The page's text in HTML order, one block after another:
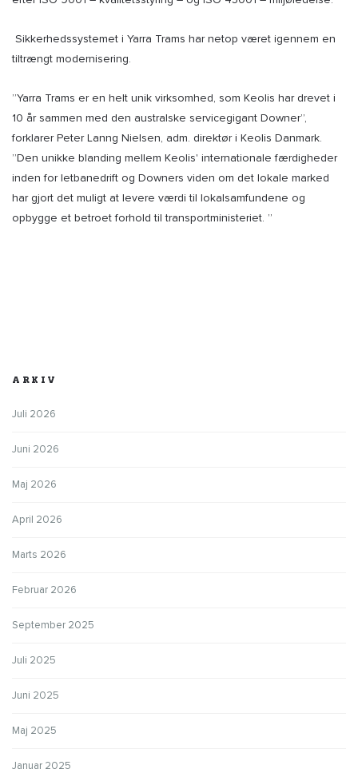
Sikkerhedssystemet i Yarra Trams har netop været igennem en
tiltrængt modernisering.
”Yarra Trams er en helt unik virksomhed, som Keolis har drevet i
10 år sammen med den australske servicegigant Downer”,
forklarer Peter Lanng Nielsen, adm. direktør i Keolis Danmark.
”Den unikke blanding mellem Keolis' internationale færdigheder
inden for letbanedrift og Downers viden om det lokale marked
har gjort det muligt at levere værdi til lokalsamfundene og
opbygge et betroet forhold til transportministeriet. ”
ARKIV
Juli 2026
Juni 2026
Maj 2026
April 2026
Marts 2026
Februar 2026
September 2025
Juli 2025
Juni 2025
Maj 2025
Januar 2025